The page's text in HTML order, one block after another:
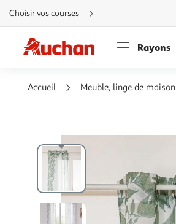
Aller
directement
au
Aller
directement
à
Aller
directement
rubrique
Choisir vos courses
Rayons
Accueil Meuble, linge de maison